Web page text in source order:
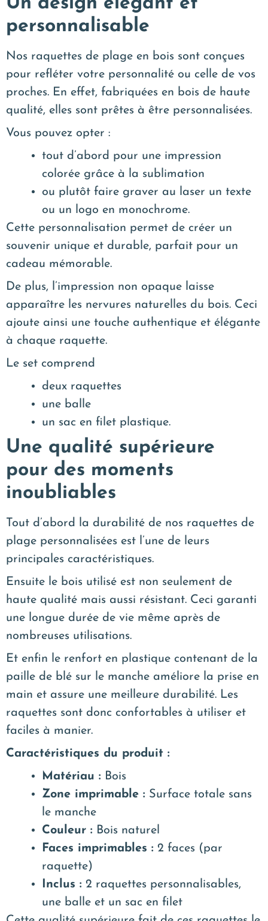
personnalisable
Nos raquettes de plage en bois sont conçues
pour refléter votre personnalité ou celle de vos
proches. En effet, fabriquées en bois de haute
qualité, elles sont prêtes à être personnalisées.
Vous pouvez opter :
tout d’abord pour une impression
colorée grâce à la sublimation
ou plutôt faire graver au laser un texte
ou un logo en monochrome.
Cette personnalisation permet de créer un
souvenir unique et durable, parfait pour un
cadeau mémorable.
De plus, l’impression non opaque laisse
apparaître les nervures naturelles du bois. Ceci
ajoute ainsi une touche authentique et élégante
à chaque raquette.
Le set comprend
deux raquettes
une balle
un sac en filet plastique.
Une qualité supérieure
pour des moments
inoubliables
Tout d’abord la durabilité de nos raquettes de
plage personnalisées est l’une de leurs
principales caractéristiques.
Ensuite le bois utilisé est non seulement de
haute qualité mais aussi résistant. Ceci garanti
une longue durée de vie même après de
nombreuses utilisations.
Et enfin le renfort en plastique contenant de la
paille de blé sur le manche améliore la prise en
main et assure une meilleure durabilité. Les
raquettes sont donc confortables à utiliser et
faciles à manier.
Caractéristiques du produit :
Matériau : Bois
Zone imprimable : Surface totale sans
le manche
Couleur : Bois naturel
Faces imprimables : 2 faces (par
raquette)
Inclus : 2 raquettes personnalisables,
une balle et un sac en filet